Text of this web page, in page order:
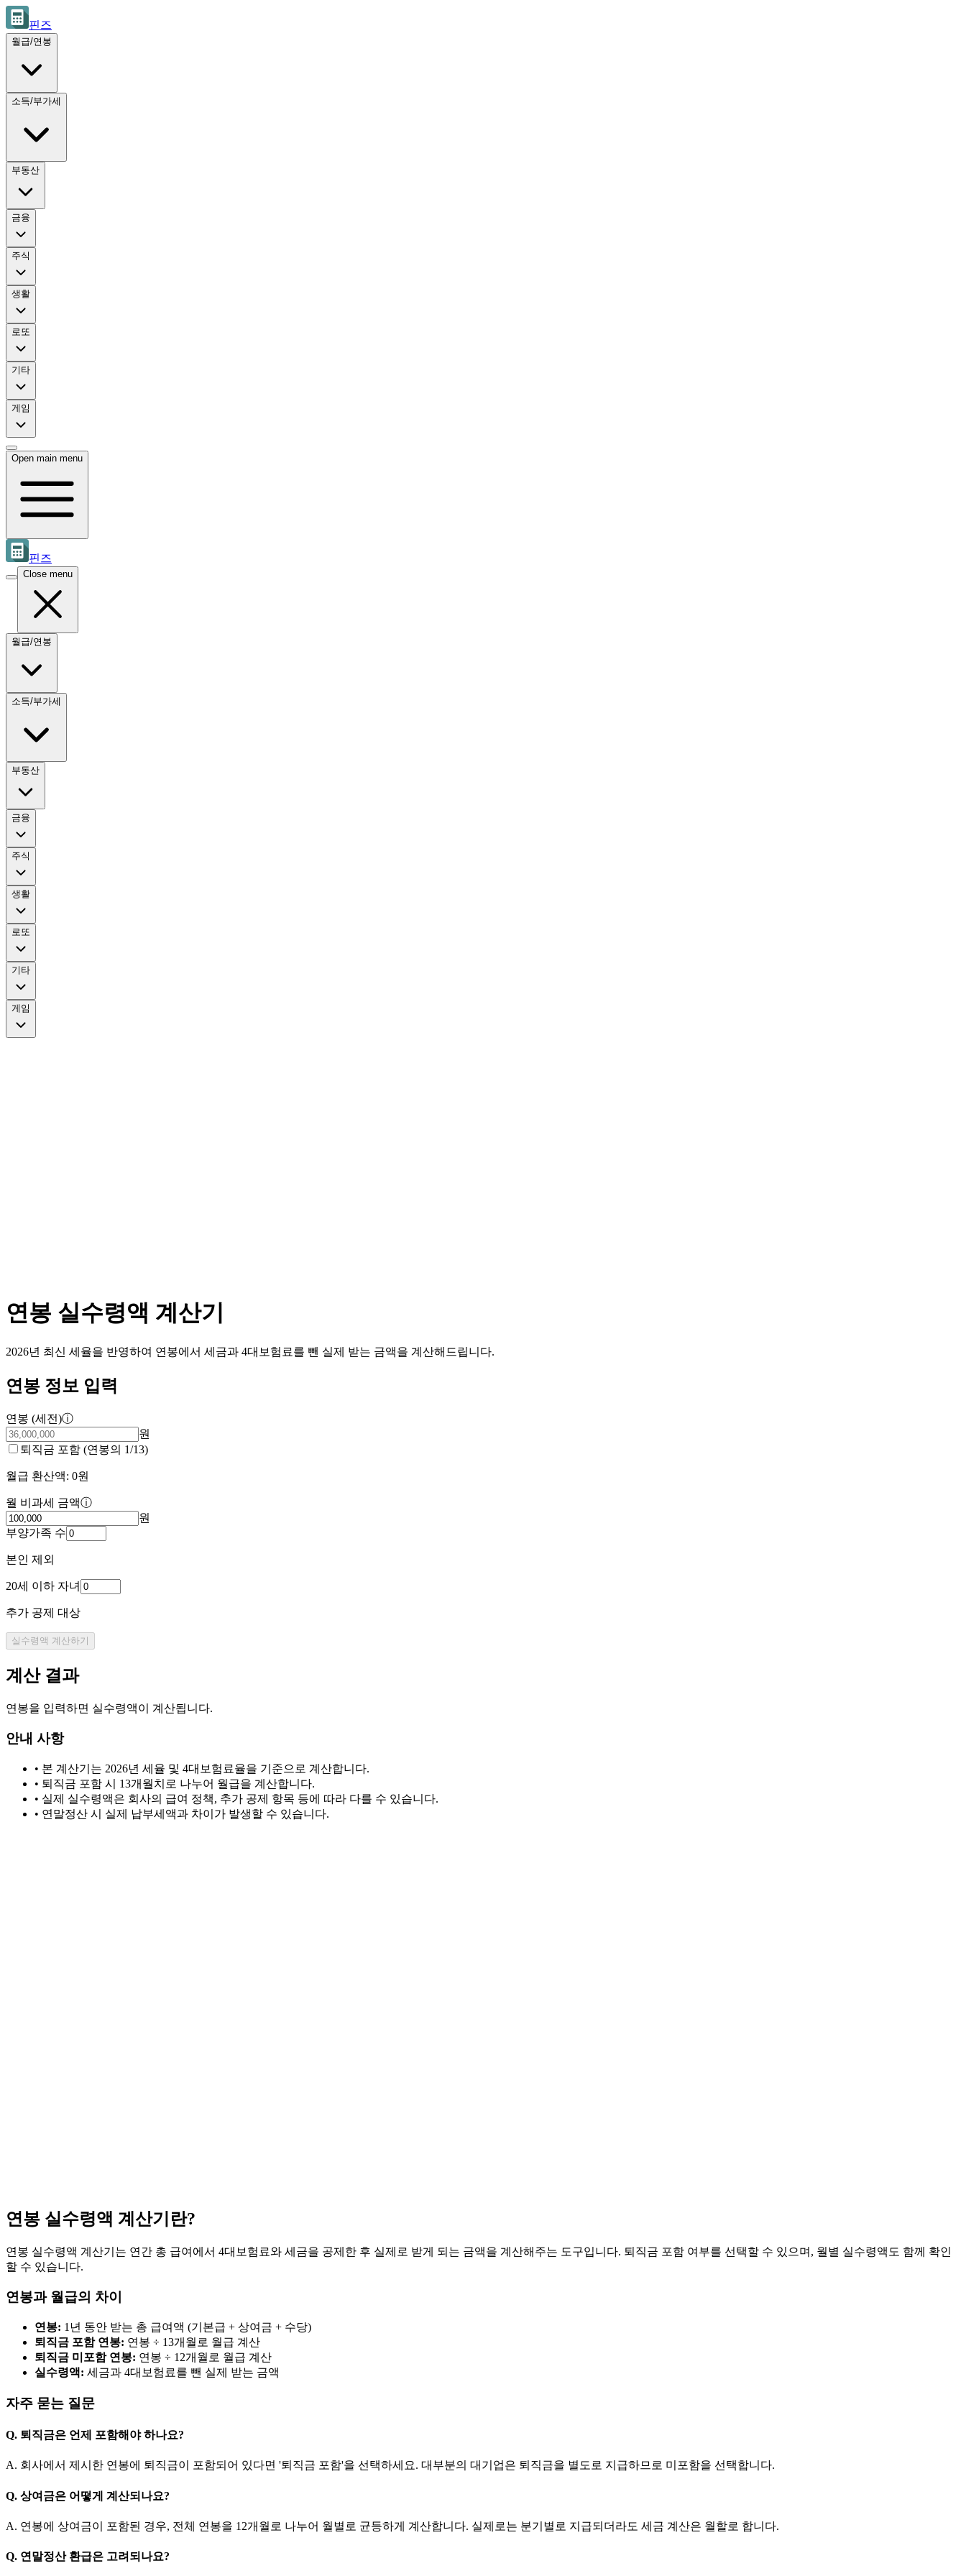
핀즈
월급/연봉
소득/부가세
부동산
금융
주식
생활
로또
기타
게임
Open main menu
핀즈
Close menu
월급/연봉
소득/부가세
부동산
금융
주식
생활
로또
기타
게임
연봉 실수령액 계산기
2026년 최신 세율을 반영하여 연봉에서 세금과 4대보험료를 뺀 실제 받는 금액을 계산해드립니다.
연봉 정보 입력
연봉 (세전)ⓘ
원
퇴직금 포함 (연봉의 1/13)
월급 환산액: 0원
월 비과세 금액ⓘ
원
부양가족 수
본인 제외
20세 이하 자녀
추가 공제 대상
실수령액 계산하기
계산 결과
연봉을 입력하면 실수령액이 계산됩니다.
안내 사항
• 본 계산기는 2026년 세율 및 4대보험료율을 기준으로 계산합니다.
• 퇴직금 포함 시 13개월치로 나누어 월급을 계산합니다.
• 실제 실수령액은 회사의 급여 정책, 추가 공제 항목 등에 따라 다를 수 있습니다.
• 연말정산 시 실제 납부세액과 차이가 발생할 수 있습니다.
연봉 실수령액 계산기란?
연봉 실수령액 계산기는 연간 총 급여에서 4대보험료와 세금을 공제한 후 실제로 받게 되는 금액을 계산해주는 도구입니다. 퇴직금 포함 여부를 선택할 수 있으며, 월별 실수령액도 함께 확인
할 수 있습니다.
연봉과 월급의 차이
연봉: 1년 동안 받는 총 급여액 (기본급 + 상여금 + 수당)
퇴직금 포함 연봉: 연봉 ÷ 13개월로 월급 계산
퇴직금 미포함 연봉: 연봉 ÷ 12개월로 월급 계산
실수령액: 세금과 4대보험료를 뺀 실제 받는 금액
자주 묻는 질문
Q. 퇴직금은 언제 포함해야 하나요?
A. 회사에서 제시한 연봉에 퇴직금이 포함되어 있다면 '퇴직금 포함'을 선택하세요. 대부분의 대기업은 퇴직금을 별도로 지급하므로 미포함을 선택합니다.
Q. 상여금은 어떻게 계산되나요?
A. 연봉에 상여금이 포함된 경우, 전체 연봉을 12개월로 나누어 월별로 균등하게 계산합니다. 실제로는 분기별로 지급되더라도 세금 계산은 월할로 합니다.
Q. 연말정산 환급은 고려되나요?